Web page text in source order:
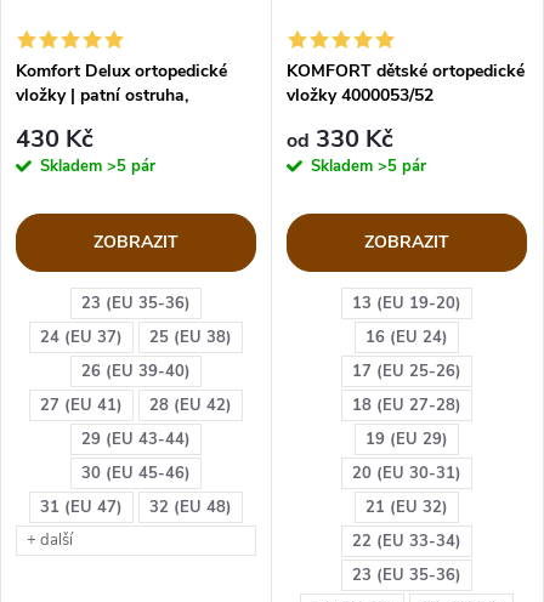
23 (EU 35-36)
24 (EU 37)
25 (EU 38)
26 (EU 39-40)
27 (EU 41)
28 (EU 42)
29 (EU 43-44)
30 (EU 45-46)
31 (EU 47)
32 (EU 48)
+ další
Komfort Delux ortopedické
vložky | patní ostruha,
430 Kč
Skladem >5 pár
ZOBRAZIT
13 (EU 19-20)
16 (EU 24)
17 (EU 25-26)
18 (EU 27-28)
19 (EU 29)
20 (EU 30-31)
21 (EU 32)
22 (EU 33-34)
23 (EU 35-36)
KOMFORT dětské ortopedické
vložky 4000053/52
od 330 Kč
Skladem >5 pár
ZOBRAZIT